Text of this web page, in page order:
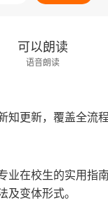
可以朗读
语音朗读
更新，覆盖全流程
业在校生的实用指
及变体形式。